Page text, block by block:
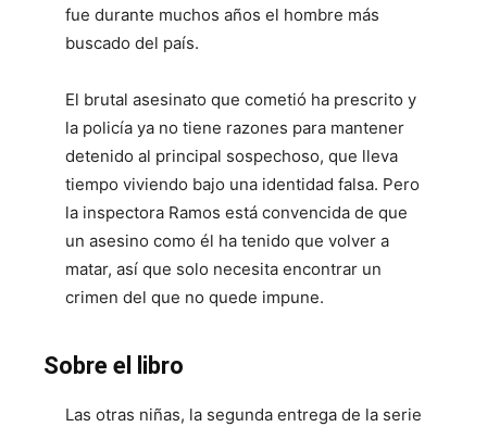
fue durante muchos años el hombre más
buscado del país.
El brutal asesinato que cometió ha prescrito y
la policía ya no tiene razones para mantener
detenido al principal sospechoso, que lleva
tiempo viviendo bajo una identidad falsa. Pero
la inspectora Ramos está convencida de que
un asesino como él ha tenido que volver a
matar, así que solo necesita encontrar un
crimen del que no quede impune.
Sobre el libro
Las otras niñas, la segunda entrega de la serie